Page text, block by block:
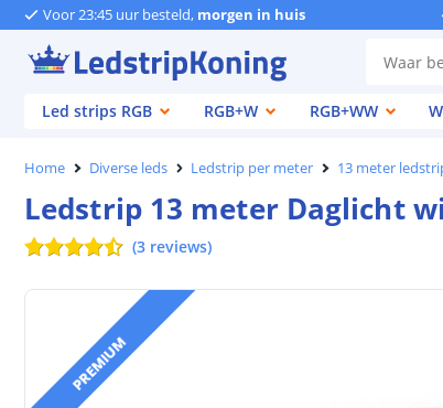
Voor 23:45 uur besteld, morgen in huis
Led strips RGB
RGB+W RGB+WW
Home Diverse leds Ledstrip per meter 13 meter
Ledstrip 13 meter Daglicht
(3 reviews)
PREMIUM